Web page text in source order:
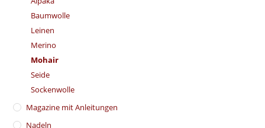
Baumwolle
Leinen
Merino
Mohair
Seide
Sockenwolle
Magazine mit Anleitungen
Nadeln